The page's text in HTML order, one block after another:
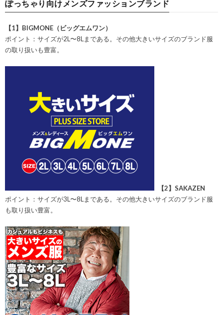
ぽっちゃり向けメンズファッションブランド
【1】BIGMONE（ビッグエムワン）
ポイント：サイズが2L〜8Lまである。その他大きいサイズのブランド服
の取り扱いも豊富。
【2】SAKAZEN
ポイント：サイズが3L〜8Lまである。その他大きいサイズのブランド服
も取り扱い豊富。